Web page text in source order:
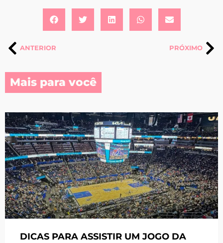
ANTERIOR PRÓXIMO
Mais para você
DICAS PARA ASSISTIR UM JOGO DA